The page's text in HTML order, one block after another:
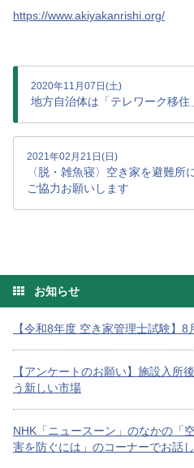
https://www.akiyakanrishi.org/
2020年11月07日(土)
地方自治体は「テレワーク移
2021年02月21日(日)
〈脱・雑魚寝〉空き家を避難所
ご協力お願いします
お知らせ
【令和8年度 空き家管理士試験】8
【アンケートのお願い】施設入所
う新しい市場
NHK「ニュースーン」のなかの「
害を防ぐには」のコーナーでお話